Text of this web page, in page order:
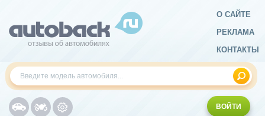
О САЙТЕ
РЕКЛАМА
КОНТАКТЫ
ВОЙТИ